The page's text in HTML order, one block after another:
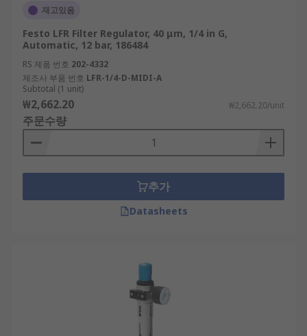
재고있음
Festo LFR Filter Regulator, 40 μm, 1/4 in G,
Automatic, 12 bar, 186484
RS 제품 번호 202-4332
제조사 부품 번호 LFR-1/4-D-MIDI-A
Subtotal (1 unit)
₩2,662.20 ₩2,662.20/unit
주문수량
추가
Datasheets